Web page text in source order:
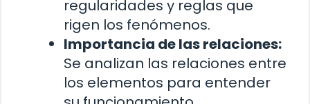
regularidades y reglas que
rigen los fenómenos.
Importancia de las relaciones:
Se analizan las relaciones entre
los elementos para entender